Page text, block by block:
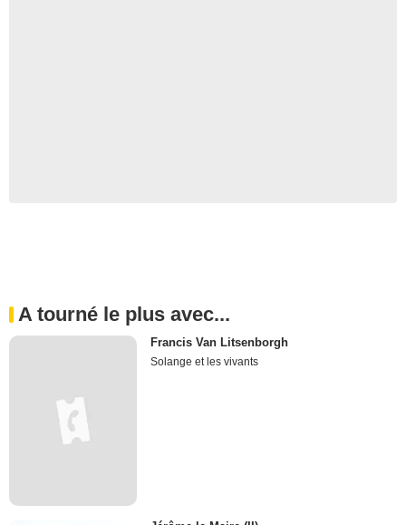
A tourné le plus avec...
Francis Van Litsenborgh
Solange et les vivants